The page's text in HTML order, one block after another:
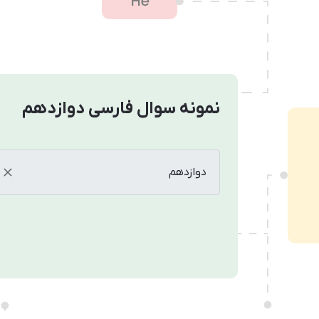
نمونه سوال فارسی دوازدهم
دوازدهم